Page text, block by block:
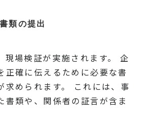
類の提出
現場検証が実施されます。 企
正確に伝えるために必要な書
求められます。 これには、事
書類や、関係者の証言が含ま